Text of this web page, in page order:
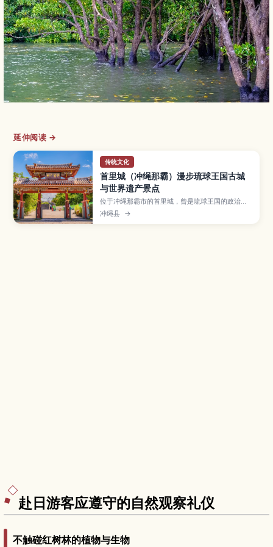
延伸阅读 →
传统文化
首里城（冲绳那霸）漫步琉球王国古城
与世界遗产景点
位于冲绳那霸市的首里城，曾是琉球王国的政治与
文化中心，如今被列入世界遗产，是到冲绳必访的
人气景点。文章介绍守礼门、正殿遗址、园比屋武
冲绳县 →
赴日游客应遵守的自然观察礼仪
不触碰红树林的植物与生物